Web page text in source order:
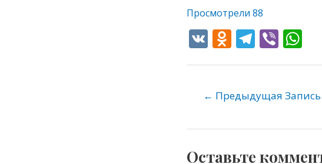
Просмотрели 88
V O
o
as
s
T
gr
m
Vi
s
p
p
← Предыдущая Запись
Оставьте